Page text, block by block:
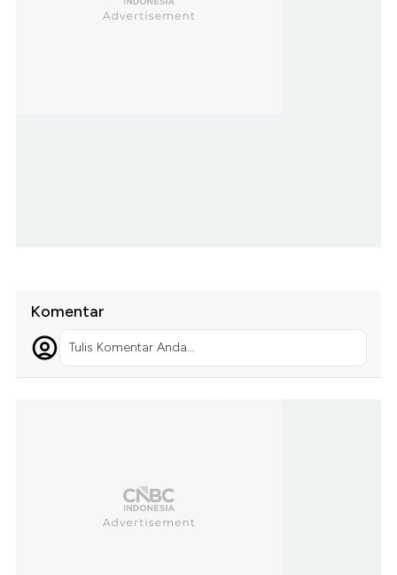
Komentar
Tulis Komentar Anda...